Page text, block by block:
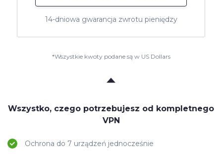
14-dniowa gwarancja zwrotu pieniędzy
*Wszystkie kwoty podane są w US Dollars
Wszystko, czego potrzebujesz od kompletnego
VPN
Ochrona do 7 urządzeń jednocześnie